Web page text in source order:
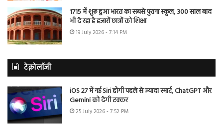
1715 में शुरू हुआ भारत का सबसे पुराना स्कूल, 300 साल बाद
भी दे रहा है हजारों छात्रों को शिक्षा
19 July 2026 - 7:14 PM
टेक्नोलॉजी
iOS 27 में नई Siri होगी पहले से ज्यादा स्मार्ट, ChatGPT और
Gemini को देगी टक्कर
25 July 2026 - 7:52 PM